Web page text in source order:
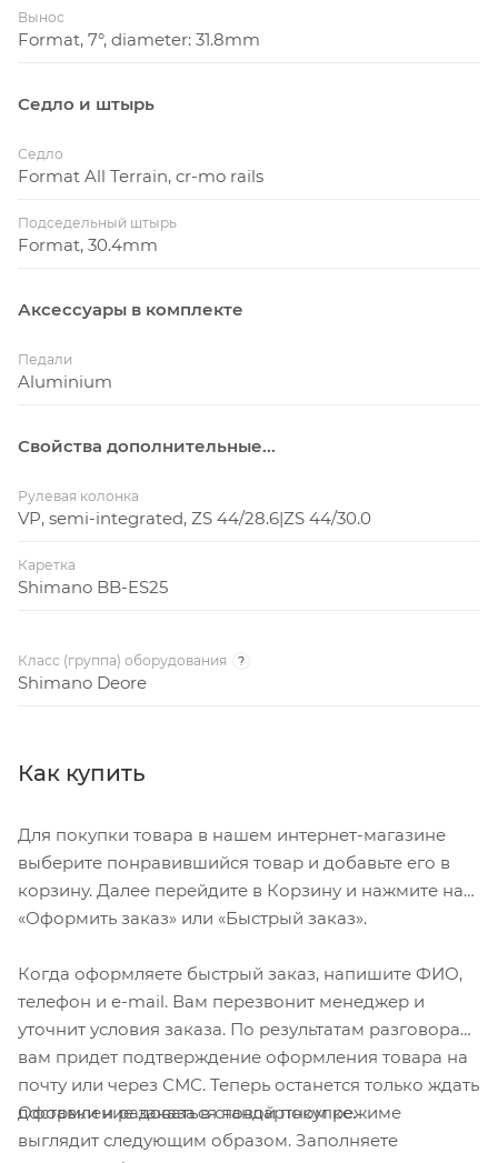
Вынос
Format, 7°, diameter: 31.8mm
Седло и штырь
Седло
Format All Terrain, cr-mo rails
Подседельный штырь
Format, 30.4mm
Аксессуары в комплекте
Педали
Aluminium
Свойства дополнительные...
Рулевая колонка
VP, semi-integrated, ZS 44/28.6|ZS 44/30.0
Каретка
Shimano BB-ES25
Класс (группа) оборудования ?
Shimano Deore
Как купить
Для покупки товара в нашем интернет-магазине
выберите понравившийся товар и добавьте его в
корзину. Далее перейдите в Корзину и нажмите на
«Оформить заказ» или «Быстрый заказ».
Когда оформляете быстрый заказ, напишите ФИО,
телефон и e-mail. Вам перезвонит менеджер и
уточнит условия заказа. По результатам разговора
вам придет подтверждение оформления товара на
почту или через СМС. Теперь останется только ждать
доставки и радоваться новой покупке.
Оформление заказа в стандартном режиме
выглядит следующим образом. Заполняете